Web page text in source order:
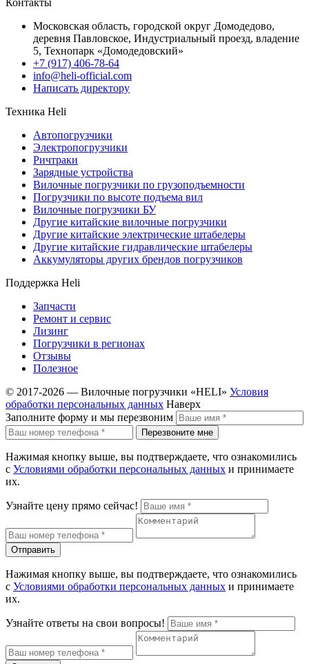
Контакты
Московская область, городской округ Домодедово,
деревня Павловское, Индустриальный проезд, владение
5, Технопарк «Домодедовский»
+7 (917) 406-78-64
info@heli-official.com
Написать директору
Техника Heli
Автопогрузчики
Электропогрузчики
Ричтраки
Зарядные устройства
Вилочные погрузчики по грузоподъемности
Погрузчики по высоте подъема вил
Вилочные погрузчики БУ
Другие китайские вилочные погрузчики
Другие китайские электрические штабелеры
Другие китайские гидравлические штабелеры
Аккумуляторы других брендов погрузчиков
Поддержка Heli
Запчасти
Ремонт и сервис
Лизинг
Погрузчики в регионах
Отзывы
Полезное
© 2017-2026 — Вилочные погрузчики «HELI» Условия
обработки персональных данных Наверх
Заполните форму и мы перезвоним
Перезвоните мне
Нажимая кнопку выше, вы подтверждаете, что ознакомились
с Условиями обработки персональных данных и принимаете
их.
Узнайте цену прямо сейчас!
Отправить
Нажимая кнопку выше, вы подтверждаете, что ознакомились
с Условиями обработки персональных данных и принимаете
их.
Узнайте ответы на свои вопросы!